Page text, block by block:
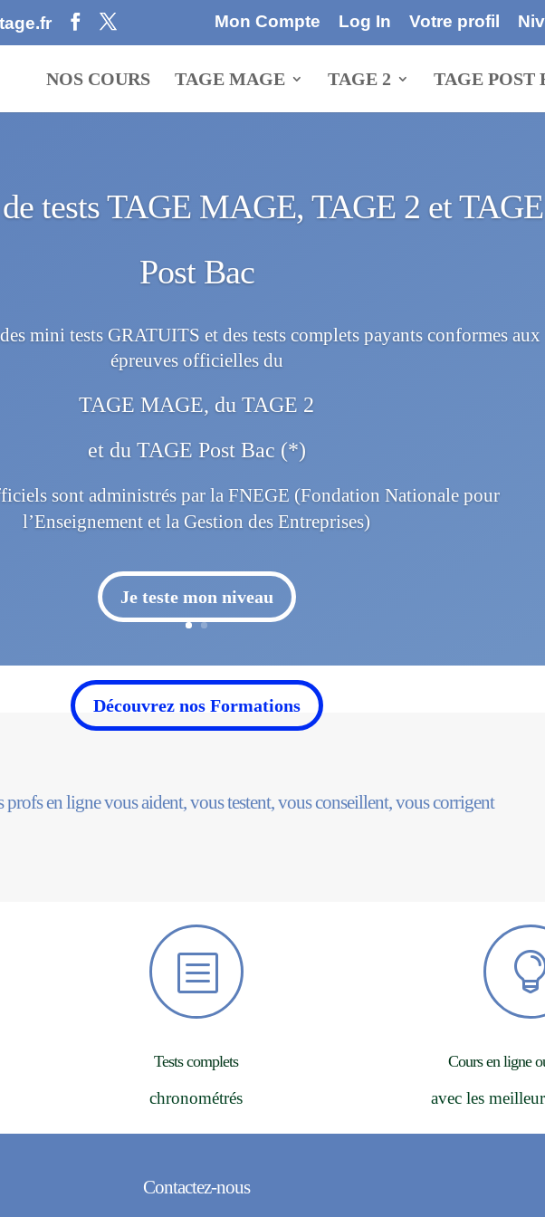
Mon Compte Log In Votre profil
NOS COURS TAGE MAGE TAGE 2 TAGE POST
tests TAGE MAGE, TAGE 2 et TAGE
Post Bac
mini tests GRATUITS et des tests complets payants conformes aux
épreuves officielles du
TAGE MAGE, du TAGE 2
et du TAGE Post Bac (*)
sont administrés par la FNEGE (Fondation Nationale pour
l’Enseignement et la Gestion des Entreprises)
Je teste mon niveau
Découvrez nos Formations
profs en ligne vous aident, vous testent, vous conseillent, vous corrigent
b
Tests complets
chronométrés
Cours en ligne
avec les
Contactez-nous